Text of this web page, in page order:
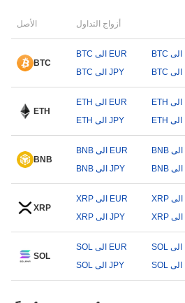
الأصل أزواج التداول
BTC
BTC الى EUR
BTC الى JPY
ETH
ETH الى EUR
ETH الى JPY
BNB
BNB الى EUR
BNB الى JPY
XRP
XRP الى EUR
XRP الى JPY
SOL
SOL الى EUR
SOL الى JPY